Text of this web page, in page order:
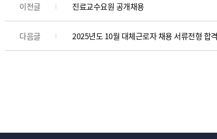
이전글 진료교수요원 공개채용
다음글 2025년도 10월 대체근로자 채용 서류전형 합